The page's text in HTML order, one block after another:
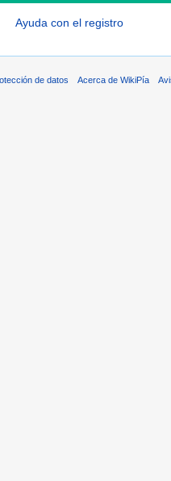
Ayuda con el registro
de datos Acerca de WikiPía